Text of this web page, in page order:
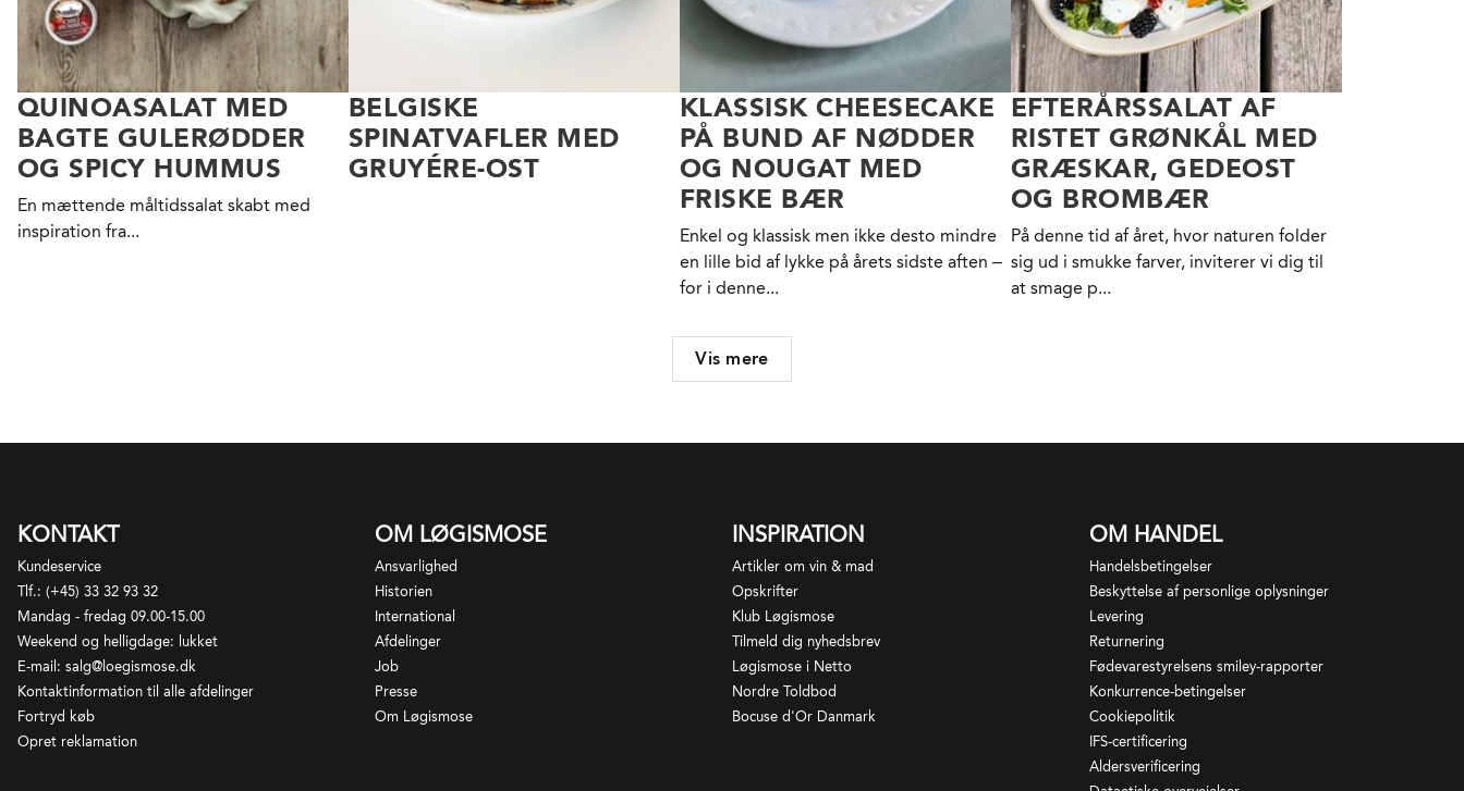
QUINOASALAT MED
BAGTE GULERØDDER
OG SPICY HUMMUS
En mættende måltidssalat skabt med
inspiration fra...
BELGISKE
SPINATVAFLER MED
GRUYÉRE-OST
KLASSISK CHEESECAKE
PÅ BUND AF NØDDER
OG NOUGAT MED
FRISKE BÆR
Enkel og klassisk men ikke desto mindre
en lille bid af lykke på årets sidste aften –
for i denne...
EFTERÅRSSALAT AF
RISTET GRØNKÅL MED
GRÆSKAR, GEDEOST
OG BROMBÆR
På denne tid af året, hvor naturen folder
sig ud i smukke farver, inviterer vi dig til
at smage p...
Vis mere
KONTAKT
Kundeservice
Tlf.: (+45) 33 32 93 32
Mandag - fredag 09.00-15.00
Weekend og helligdage: lukket
E-mail: salg@loegismose.dk
Kontaktinformation til alle afdelinger
Fortryd køb
Opret reklamation
OM LØGISMOSE
Ansvarlighed
Historien
International
Afdelinger
Job
Presse
Om Løgismose
INSPIRATION
Artikler om vin & mad
Opskrifter
Klub Løgismose
Tilmeld dig nyhedsbrev
Løgismose i Netto
Nordre Toldbod
Bocuse d'Or Danmark
OM HANDEL
Handelsbetingelser
Beskyttelse af personlige oplysninger
Levering
Returnering
Fødevarestyrelsens smiley-rapporter
Konkurrence-betingelser
Cookiepolitik
IFS-certificering
Aldersverificering